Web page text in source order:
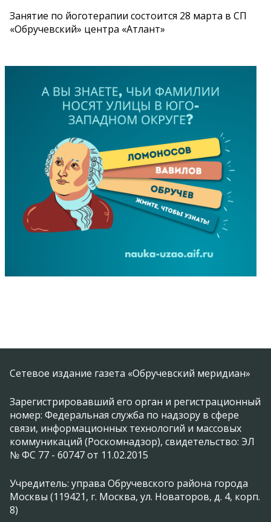
Занятие по йоготерапии состоится 28 марта в СП
«Обручевский» центра «Атлант»
Сетевое издание газета «Обручевский меридиан»
Зарегистрировавший его орган и регистрационный
номер: Федеральная служба по надзору в сфере
связи, информационных технологий и массовых
коммуникаций (Роскомнадзор), свидетельство: ЭЛ
№ ФС 77 - 60747 от 11.02.2015
Учредитель: управа Обручевского района города
Москвы (119421, г. Москва, ул. Новаторов, д. 4, корп.
8)